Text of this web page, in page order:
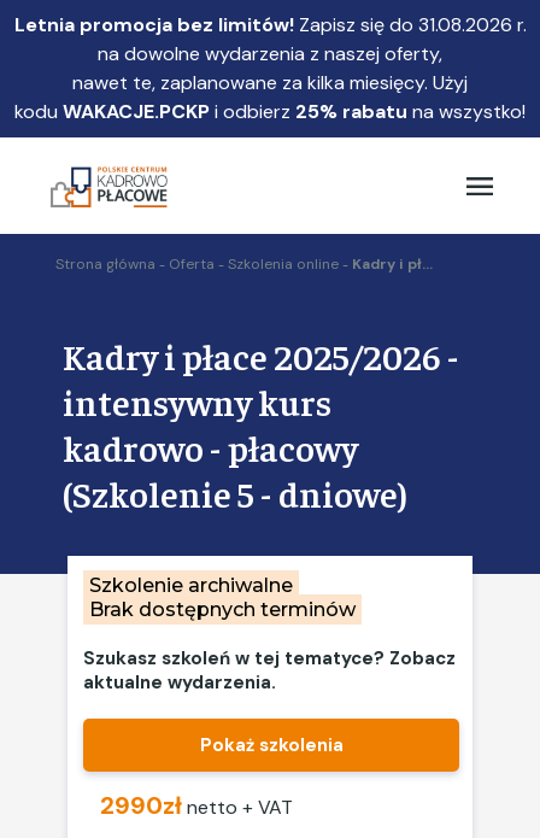
Przejdź
treści
Letnia promocja bez limitów!Zapisz się do 31.08.2026 r.
na dowolne wydarzenia z naszej oferty,
nawet te, zaplanowane za kilka miesięcy. Użyj
kodu WAKACJE.PCKPi odbierz 25% rabatu na wszystko!
Strona główna Oferta Szkolenia online Kadry i pł...
Kadry i płace 2025/2026 -
intensywny kurs
kadrowo - płacowy
(Szkolenie 5 - dniowe)
Szkolenie archiwalne
Brak dostępnych terminów
Szukasz szkoleń w tej tematyce? Zobacz
aktualne wydarzenia.
Pokaż szkolenia
2990złnetto + VAT